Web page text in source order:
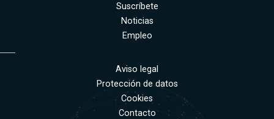
Suscríbete
Noticias
Empleo
Aviso legal
Protección de datos
Cookies
Contacto